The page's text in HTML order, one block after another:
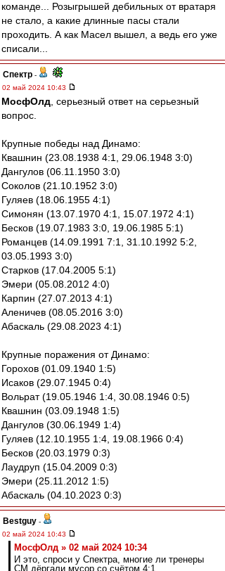
команде... Розыгрышей дебильных от вратаря
не стало, а какие длинные пасы стали
проходить. А как Масел вышел, а ведь его уже
списали...
Спектр -
02 май 2024 10:43
МосфОлд , серьезный ответ на серьезный
вопрос.
Крупные победы над Динамо:
Квашнин (23.08.1938 4:1, 29.06.1948 3:0)
Дангулов (06.11.1950 3:0)
Соколов (21.10.1952 3:0)
Гуляев (18.06.1955 4:1)
Симонян (13.07.1970 4:1, 15.07.1972 4:1)
Бесков (19.07.1983 3:0, 19.06.1985 5:1)
Романцев (14.09.1991 7:1, 31.10.1992 5:2,
03.05.1993 3:0)
Старков (17.04.2005 5:1)
Эмери (05.08.2012 4:0)
Карпин (27.07.2013 4:1)
Аленичев (08.05.2016 3:0)
Абаскаль (29.08.2023 4:1)
Крупные поражения от Динамо:
Горохов (01.09.1940 1:5)
Исаков (29.07.1945 0:4)
Вольрат (19.05.1946 1:4, 30.08.1946 0:5)
Квашнин (03.09.1948 1:5)
Дангулов (30.06.1949 1:4)
Гуляев (12.10.1955 1:4, 19.08.1966 0:4)
Бесков (20.03.1979 0:3)
Лаудруп (15.04.2009 0:3)
Эмери (25.11.2012 1:5)
Абаскаль (04.10.2023 0:3)
Bestguy -
02 май 2024 10:43
МосфОлд » 02 май 2024 10:34
И это, спроси у Спектра, многие ли тренеры
СМ дёргали мусор со счётом 4:1